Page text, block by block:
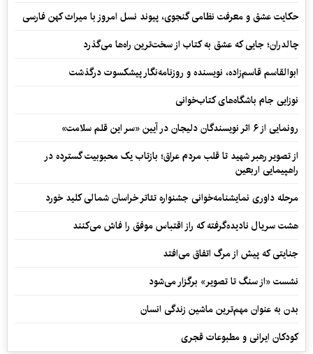
حکایت عشق و معرفت نظامی گنجوی، پیوند نسل امروز با میراث کهن فارسی
چالدران؛ جایی که عشق به کتاب از سخت‌ترین راه‌ها می‌گذرد
ابوالقاسم قاسم‌زاده، نویسنده و روزنامه‌نگار پیشکسوت درگذشت
نوزایی جام باشگاه‌های کتاب‌خوانی
رونمایی از ۶ اثر نویسندگان دلیجان در آیین «سر این قلم سلامت»
از تصویر رهبر شهید تا قلب مردم عراق؛ بازتاب یک محبوبیت گسترده در
راهپیمایی اربعین
مرحله داوری نمایشنامه‌خوانی جشنواره تئاتر خراسان شمالی کلید خورد
هشت سریال نادیده‌گرفته که راز اقتباس موفق را فاش می‌کنند
جنایتی که پیش از مرگ اتفاق می‌افتد
نشست «از سنگ تا تصویر» برگزار می‌شود
بدن به عنوان مهم‌ترین ماشین زندگی انسان
کودکان ایرانی و مطبوعات قجری